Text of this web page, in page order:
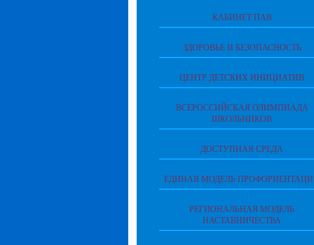
КАБИНЕТ ПАВ
ЗДОРОВЬЕ И БЕЗОПАСНОСТЬ
ЦЕНТР ДЕТСКИХ ИНИЦИАТИВ
ВСЕРОССИЙСКАЯ ОЛИМПИАДА
ШКОЛЬНИКОВ
ДОСТУПНАЯ СРЕДА
ЕДИНАЯ МОДЕЛЬ
РЕГИОНАЛЬНАЯ МОДЕЛЬ
НАСТАВНИЧЕСТВА